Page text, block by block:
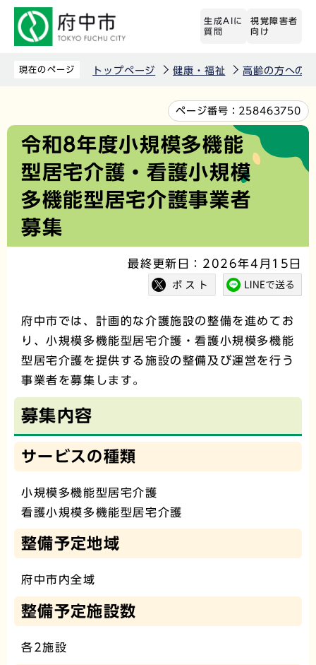
先
生成AIに
質問
視覚障害者
向け
現在のページ トップページ 健康・福祉 高齢の方への
文
ページ番号： 258463750
令和8年度小規模多機能
型居宅介護・看護小規模
多機能型居宅介護事業者
募集
最終更新日：2026年4月15日
府中市では、計画的な介護施設の整備を進めてお
り、小規模多機能型居宅介護・看護小規模多機能
型居宅介護を提供する施設の整備及び運営を行う
事業者を募集します。
募集内容
サービスの種類
小規模多機能型居宅介護
看護小規模多機能型居宅介護
整備予定地域
府中市内全域
整備予定施設数
各2施設